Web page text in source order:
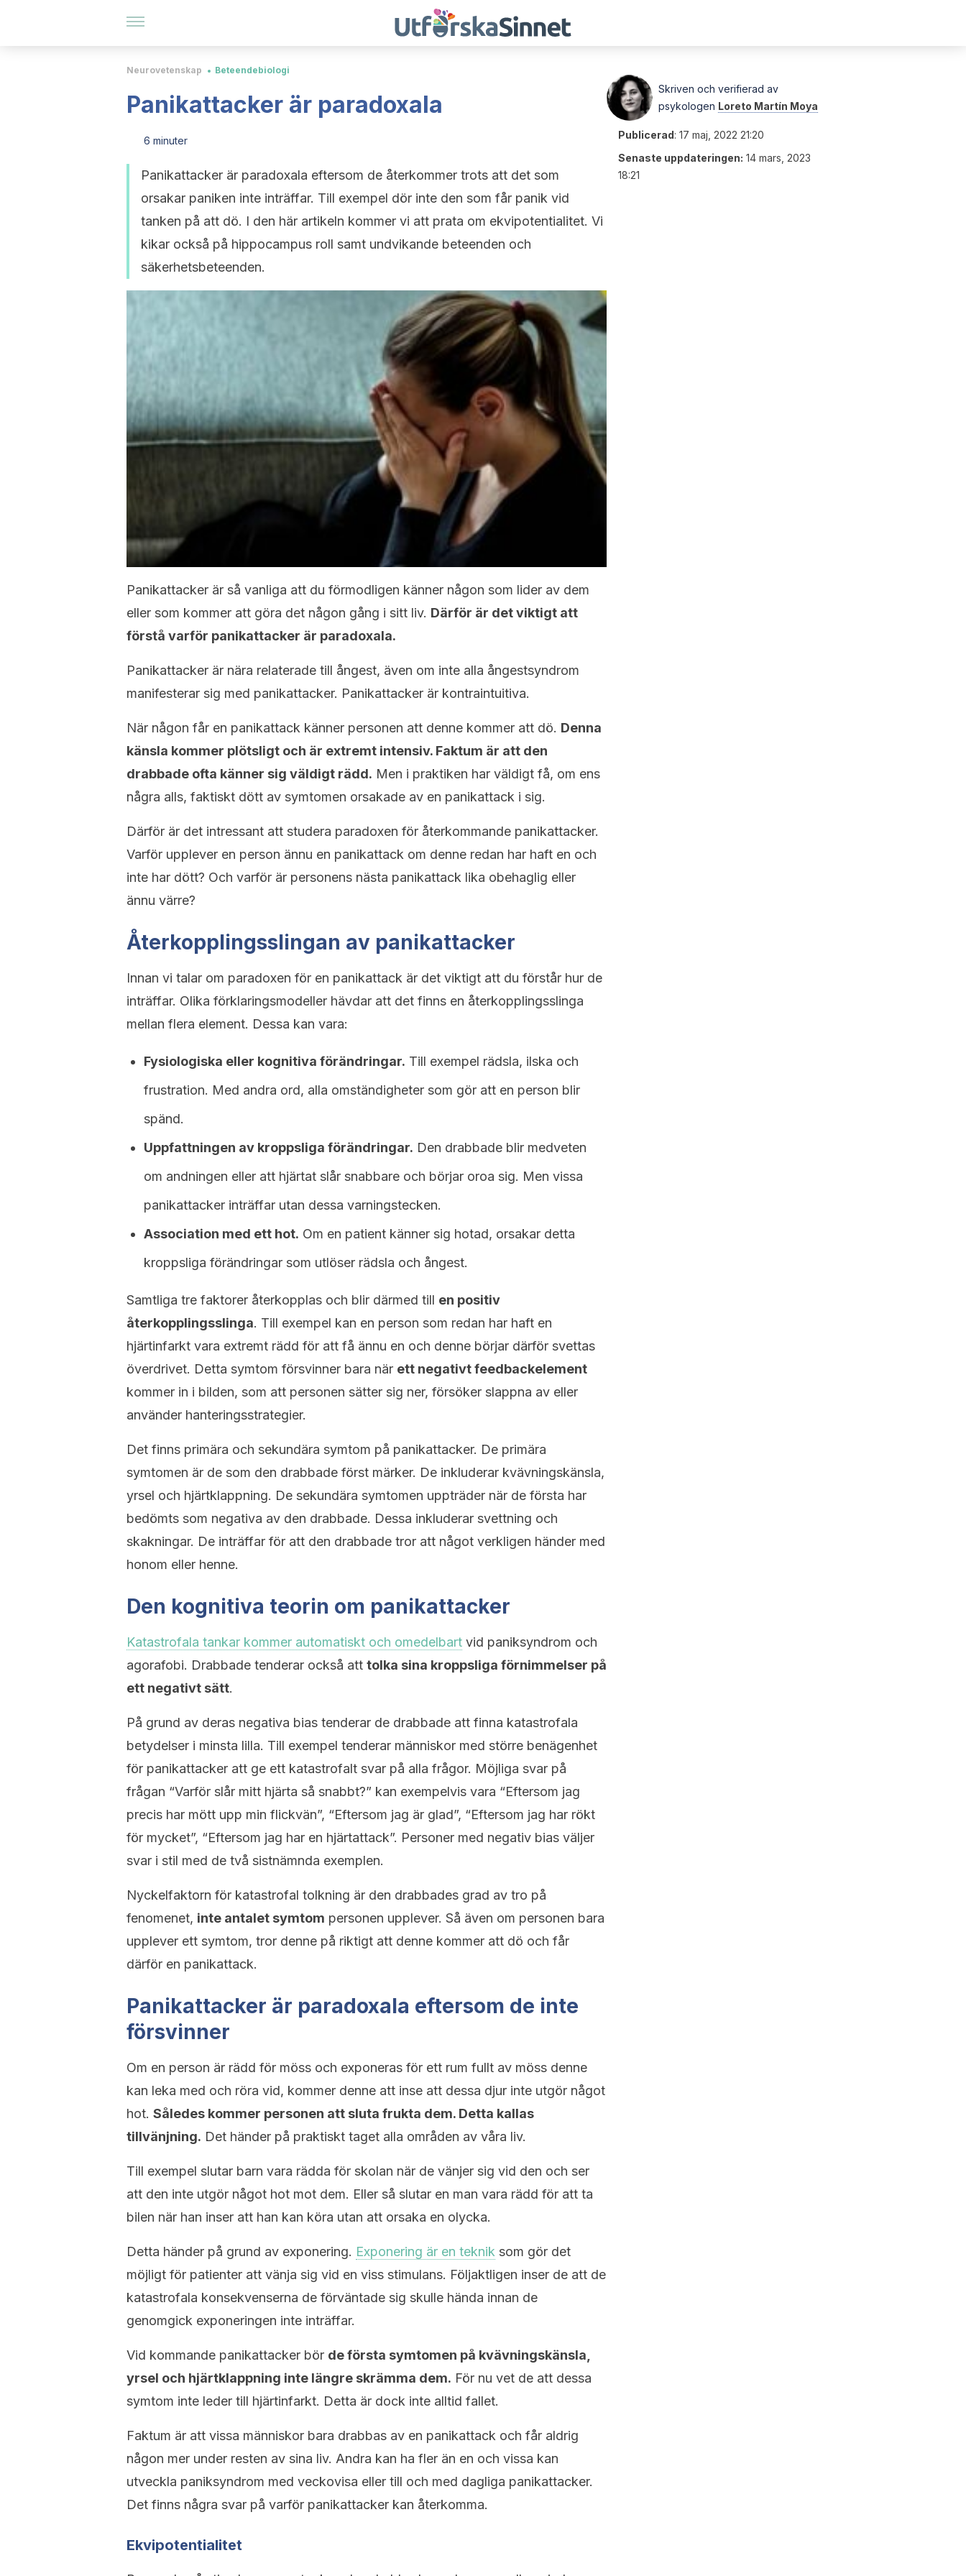
Neurovetenskap Beteendebiologi
Panikattacker är paradoxala
6 minuter
Panikattacker är paradoxala eftersom de återkommer trots att det som
orsakar paniken inte inträffar. Till exempel dör inte den som får panik vid
tanken på att dö. I den här artikeln kommer vi att prata om ekvipotentialitet. Vi
kikar också på hippocampus roll samt undvikande beteenden och
säkerhetsbeteenden.
Panikattacker är så vanliga att du förmodligen känner någon som lider av dem
eller som kommer att göra det någon gång i sitt liv. Därför är det viktigt att
förstå varför panikattacker är paradoxala.
Panikattacker är nära relaterade till ångest, även om inte alla ångestsyndrom
manifesterar sig med panikattacker. Panikattacker är kontraintuitiva.
När någon får en panikattack känner personen att denne kommer att dö. Denna
känsla kommer plötsligt och är extremt intensiv. Faktum är att den
drabbade ofta känner sig väldigt rädd. Men i praktiken har väldigt få, om ens
några alls, faktiskt dött av symtomen orsakade av en panikattack i sig.
Därför är det intressant att studera paradoxen för återkommande panikattacker.
Varför upplever en person ännu en panikattack om denne redan har haft en och
inte har dött? Och varför är personens nästa panikattack lika obehaglig eller
ännu värre?
Återkopplingsslingan av panikattacker
Innan vi talar om paradoxen för en panikattack är det viktigt att du förstår hur de
inträffar. Olika förklaringsmodeller hävdar att det finns en återkopplingsslinga
mellan flera element. Dessa kan vara:
Fysiologiska eller kognitiva förändringar. Till exempel rädsla, ilska och
frustration. Med andra ord, alla omständigheter som gör att en person blir
spänd.
Uppfattningen av kroppsliga förändringar. Den drabbade blir medveten
om andningen eller att hjärtat slår snabbare och börjar oroa sig. Men vissa
panikattacker inträffar utan dessa varningstecken.
Association med ett hot. Om en patient känner sig hotad, orsakar detta
kroppsliga förändringar som utlöser rädsla och ångest.
Samtliga tre faktorer återkopplas och blir därmed till en positiv
återkopplingsslinga. Till exempel kan en person som redan har haft en
hjärtinfarkt vara extremt rädd för att få ännu en och denne börjar därför svettas
överdrivet. Detta symtom försvinner bara när ett negativt feedbackelement
kommer in i bilden, som att personen sätter sig ner, försöker slappna av eller
använder hanteringsstrategier.
Det finns primära och sekundära symtom på panikattacker. De primära
symtomen är de som den drabbade först märker. De inkluderar kvävningskänsla,
yrsel och hjärtklappning. De sekundära symtomen uppträder när de första har
bedömts som negativa av den drabbade. Dessa inkluderar svettning och
skakningar. De inträffar för att den drabbade tror att något verkligen händer med
honom eller henne.
Den kognitiva teorin om panikattacker
Katastrofala tankar kommer automatiskt och omedelbart vid paniksyndrom och
agorafobi. Drabbade tenderar också att tolka sina kroppsliga förnimmelser på
ett negativt sätt.
På grund av deras negativa bias tenderar de drabbade att finna katastrofala
betydelser i minsta lilla. Till exempel tenderar människor med större benägenhet
för panikattacker att ge ett katastrofalt svar på alla frågor. Möjliga svar på
frågan “Varför slår mitt hjärta så snabbt?” kan exempelvis vara “Eftersom jag
precis har mött upp min flickvän”, “Eftersom jag är glad”, “Eftersom jag har rökt
för mycket”, “Eftersom jag har en hjärtattack”. Personer med negativ bias väljer
svar i stil med de två sistnämnda exemplen.
Nyckelfaktorn för katastrofal tolkning är den drabbades grad av tro på
fenomenet, inte antalet symtom personen upplever. Så även om personen bara
upplever ett symtom, tror denne på riktigt att denne kommer att dö och får
därför en panikattack.
Panikattacker är paradoxala eftersom de inte
försvinner
Om en person är rädd för möss och exponeras för ett rum fullt av möss denne
kan leka med och röra vid, kommer denne att inse att dessa djur inte utgör något
hot. Således kommer personen att sluta frukta dem. Detta kallas
tillvänjning. Det händer på praktiskt taget alla områden av våra liv.
Till exempel slutar barn vara rädda för skolan när de vänjer sig vid den och ser
att den inte utgör något hot mot dem. Eller så slutar en man vara rädd för att ta
bilen när han inser att han kan köra utan att orsaka en olycka.
Detta händer på grund av exponering. Exponering är en teknik som gör det
möjligt för patienter att vänja sig vid en viss stimulans. Följaktligen inser de att de
katastrofala konsekvenserna de förväntade sig skulle hända innan de
genomgick exponeringen inte inträffar.
Vid kommande panikattacker bör de första symtomen på kvävningskänsla,
yrsel och hjärtklappning inte längre skrämma dem. För nu vet de att dessa
symtom inte leder till hjärtinfarkt. Detta är dock inte alltid fallet.
Faktum är att vissa människor bara drabbas av en panikattack och får aldrig
någon mer under resten av sina liv. Andra kan ha fler än en och vissa kan
utveckla paniksyndrom med veckovisa eller till och med dagliga panikattacker.
Det finns några svar på varför panikattacker kan återkomma.
Ekvipotentialitet
Skriven och verifierad av
psykologen Loreto Martín Moya
Publicerad: 17 maj, 2022 21:20
Senaste uppdateringen: 14 mars, 2023
18:21